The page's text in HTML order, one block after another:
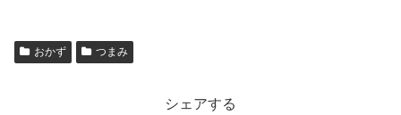
おかず つまみ
シェアする